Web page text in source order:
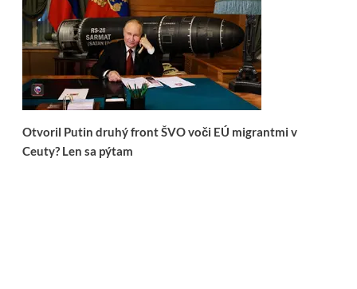
Otvoril Putin druhý front ŠVO voči EÚ migrantmi v
Ceuty? Len sa pýtam